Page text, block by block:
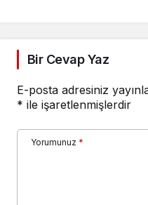
Bir Cevap Yaz
E-posta adresiniz
* ile işaretlenmişlerdir
Yorumunuz *